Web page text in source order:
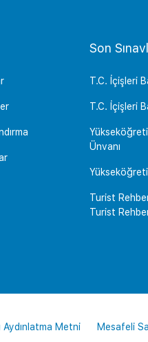
Son
T.C. İçişleri
T.C. İçişleri
Ünvanı
Turist
Turist
Aydınlatma Metni Mesafeli